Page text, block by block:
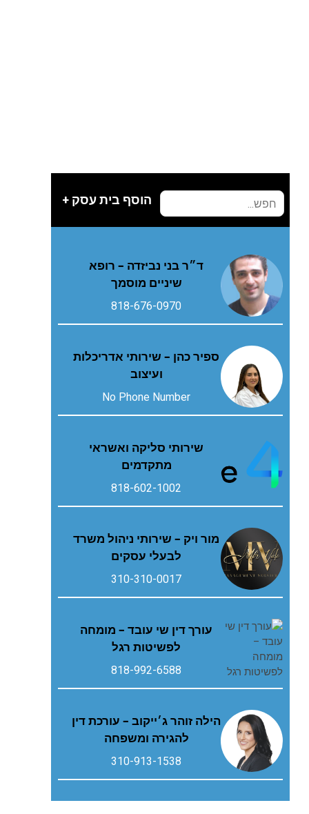
הוסף בית עסק +
ד״ר בני נביזדה – רופא
שיניים מוסמך
818-676-0970
ספיר כהן – שירותי אדריכלות
ועיצוב
No Phone Number
שירותי סליקה ואשראי
מתקדמים
818-602-1002
מור ויק – שירותי ניהול משרד
לבעלי עסקים
310-310-0017
עורך דין שי עובד – מומחה
לפשיטות רגל
818-992-6588
הילה זוהר ג׳ייקוב – עורכת דין
להגירה ומשפחה
310-913-1538